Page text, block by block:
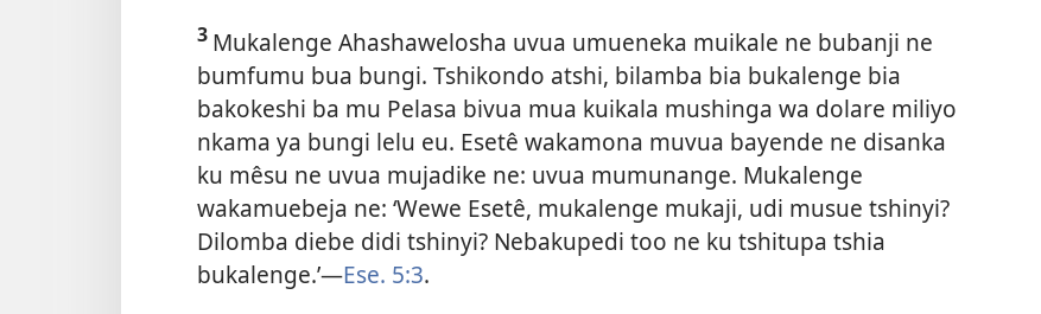
3 Mukalenge Ahashawelosha uvua umueneka muikale ne bubanji ne
bumfumu bua bungi. Tshikondo atshi, bilamba bia bukalenge bia
bakokeshi ba mu Pelasa bivua mua kuikala mushinga wa dolare miliyo
nkama ya bungi lelu eu. Esetê wakamona muvua bayende ne disanka
ku mêsu ne uvua mujadike ne: uvua mumunange. Mukalenge
wakamuebeja ne: ‘Wewe Esetê, mukalenge mukaji, udi musue tshinyi?
Dilomba diebe didi tshinyi? Nebakupedi too ne ku tshitupa tshia
bukalenge.’—Ese. 5:3.